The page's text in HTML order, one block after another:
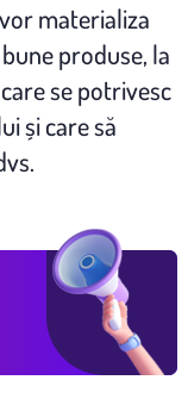
materializa
produse, la
se potrivesc
și care să